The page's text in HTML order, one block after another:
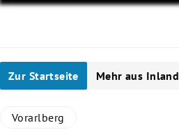
Zur Startseite Mehr aus Inland
Vorarlberg